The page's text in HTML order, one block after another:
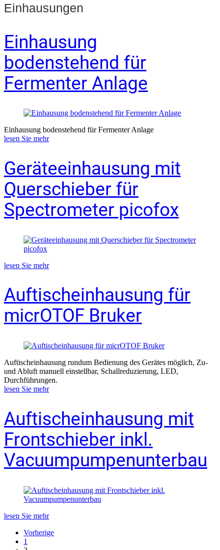
Einhausungen
Einhausung
bodenstehend für
Fermenter Anlage
Einhausung bodenstehend für Fermenter Anlage
lesen Sie mehr
Geräteeinhausung mit
Querschieber für
Spectrometer picofox
lesen Sie mehr
Auftischeinhausung für
micrOTOF Bruker
Auftischeinhausung rundum Bedienung des Gerätes möglich, Zu-
und Abluft manuell einstellbar, Schallreduzierung, LED,
Durchführungen.
lesen Sie mehr
Auftischeinhausung mit
Frontschieber inkl.
Vacuumpumpenunterbau
lesen Sie mehr
Vorherige
1